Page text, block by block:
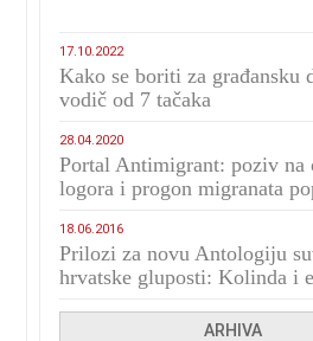
17.10.2022
Kako se boriti za građansku
vodič od 7 tačaka
28.04.2020
Portal Antimigrant: poziv na
logora i progon migranata
18.06.2016
Prilozi za novu Antologiju
hrvatske gluposti: Kolinda i
ARHIVA